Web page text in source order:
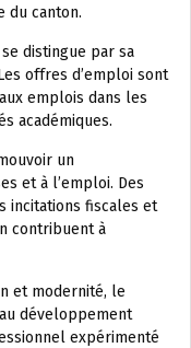
du canton.
distingue par sa
offres d’emploi sont
emplois dans les
académiques.
un
et à l’emploi. Des
incitations fiscales et
contribuent à
et modernité, le
développement
expérimenté